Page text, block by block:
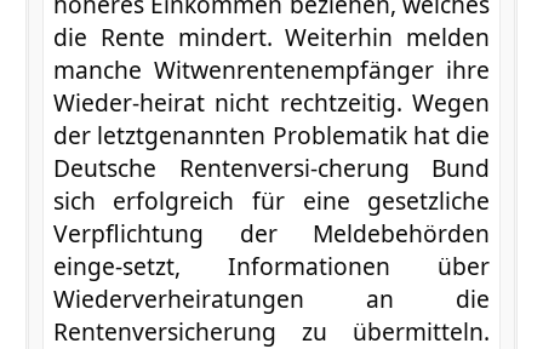
die Rente mindert. Weiterhin melden
manche Witwenrentenempfänger ihre
Wieder-heirat nicht rechtzeitig. Wegen
der letztgenannten Problematik hat die
Deutsche Rentenversi-cherung Bund
sich erfolgreich für eine gesetzliche
Verpflichtung der Meldebehörden
einge-setzt, Informationen über
Wiederverheiratungen an die
Rentenversicherung zu übermitteln.